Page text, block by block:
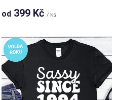
ůod 399 Kč/ ks